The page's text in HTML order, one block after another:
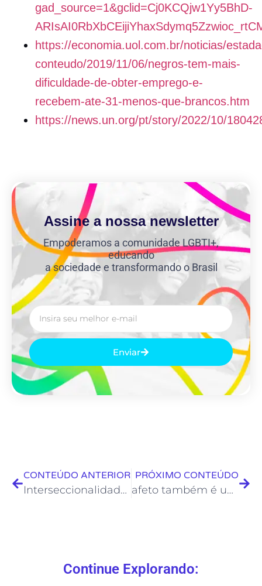
gad_source=1&gclid=Cj0KCQjw1Yy5BhD-
https://economia.uol.com.br/noticias/
conteudo/2019/11/06/negros-tem-mais-
dificuldade-de-obter-emprego-e-
recebem-ate-31-menos-que-brancos.htm
https://news.un.org/pt/story/2022/10/
Assine a nossa newsletter
Empoderamos a comunidade LGBTI+,
educando
a sociedade e transformando o Brasil
Enviar
CONTEÚDO ANTERIOR
Interseccionalidade entre marcadores sociais
PRÓXIMO CONTEÚDO
afeto também é um lugar
Continue Explorando: